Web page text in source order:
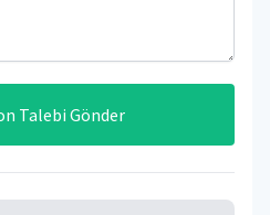
Talebi Gönder